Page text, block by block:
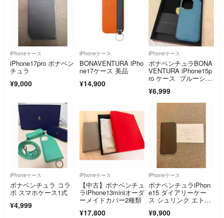
iPhoneケース
iPhone17pro ボナベン
チュラ
¥9,000
iPhoneケース
BONAVENTURA iPho
ne17ケース 美品
¥14,900
iPhoneケース
ボナベンチュラBONA
VENTURA iPhone15p
ro ケース ブルーシア
¥6,999
iPhoneケース
ボナベンチュラ コラ
ボ スマホケース1式
¥4,999
iPhoneケース
【中古】ボナベンチュ
ラiPhone13miniオーダ
ーメイドカバー2種類
¥17,800
iPhoneケース
ボナベンチュラiPhon
e15 ダイアリーケー
ス シュリンク エトー
¥9,900